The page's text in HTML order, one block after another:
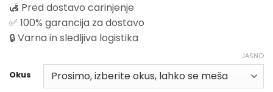
🛃 Pred dostavo carinjenje
✅ 100% garancija za dostavo
🔒 Varna in sledljiva logistika
Okus
JASNO